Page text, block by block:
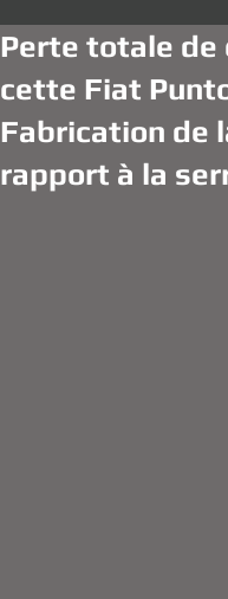
Perte totale de
cette Fiat
Fabrication de
rapport à la